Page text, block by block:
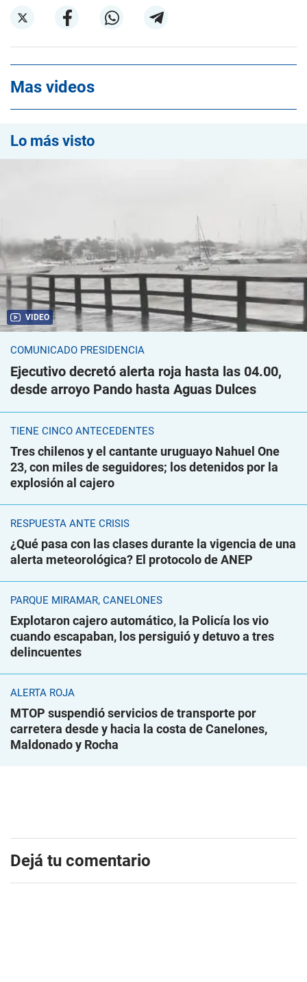
Mas videos
Lo más visto
VIDEO
COMUNICADO PRESIDENCIA
Ejecutivo decretó alerta roja hasta las 04.00,
desde arroyo Pando hasta Aguas Dulces
TIENE CINCO ANTECEDENTES
Tres chilenos y el cantante uruguayo Nahuel One
23, con miles de seguidores; los detenidos por la
explosión al cajero
RESPUESTA ANTE CRISIS
¿Qué pasa con las clases durante la vigencia de una
alerta meteorológica? El protocolo de ANEP
PARQUE MIRAMAR, CANELONES
Explotaron cajero automático, la Policía los vio
cuando escapaban, los persiguió y detuvo a tres
delincuentes
ALERTA ROJA
MTOP suspendió servicios de transporte por
carretera desde y hacia la costa de Canelones,
Maldonado y Rocha
Dejá tu comentario